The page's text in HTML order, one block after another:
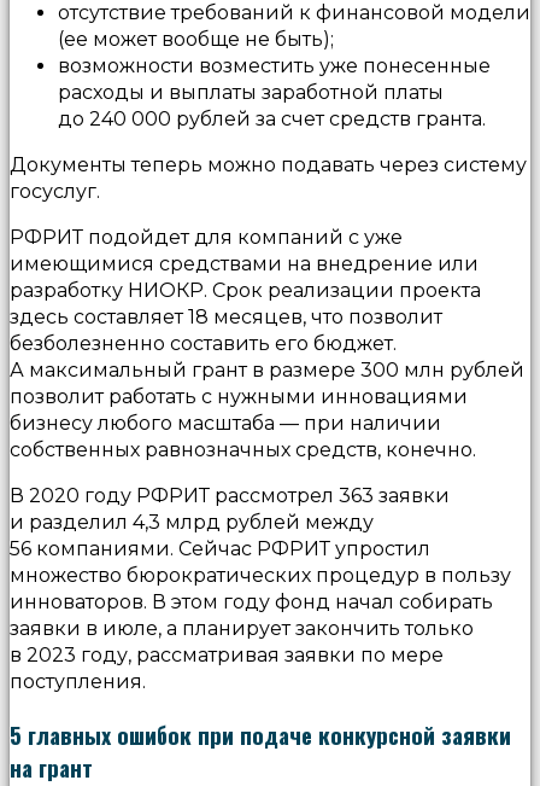
отсутствие требований к финансовой модели
(ее может вообще не быть);
возможности возместить уже понесенные
расходы и выплаты заработной платы
до 240 000 рублей за счет средств гранта.
Документы теперь можно подавать через систему
госуслуг.
РФРИТ подойдет для компаний с уже
имеющимися средствами на внедрение или
разработку НИОКР. Срок реализации проекта
здесь составляет 18 месяцев, что позволит
безболезненно составить его бюджет.
А максимальный грант в размере 300 млн рублей
позволит работать с нужными инновациями
бизнесу любого масштаба — при наличии
собственных равнозначных средств, конечно.
В 2020 году РФРИТ рассмотрел 363 заявки
и разделил 4,3 млрд рублей между
56 компаниями. Сейчас РФРИТ упростил
множество бюрократических процедур в пользу
инноваторов. В этом году фонд начал собирать
заявки в июле, а планирует закончить только
в 2023 году, рассматривая заявки по мере
поступления.
5 главных ошибок при подаче конкурсной заявки
на грант